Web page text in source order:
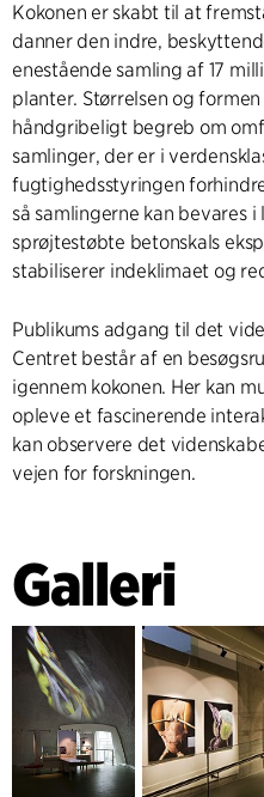
Kokonen er skabt til at
danner den indre,
enestående samling af 17
planter. Størrelsen og
håndgribeligt begreb om
samlinger, der er i
fugtighedsstyringen
så samlingerne kan bevares
sprøjtestøbte betonskals
stabiliserer indeklimaet og
Publikums adgang til det
Centret består af en
igennem kokonen. Her kan
opleve et fascinerende
kan observere det
vejen for forskningen.
Galleri